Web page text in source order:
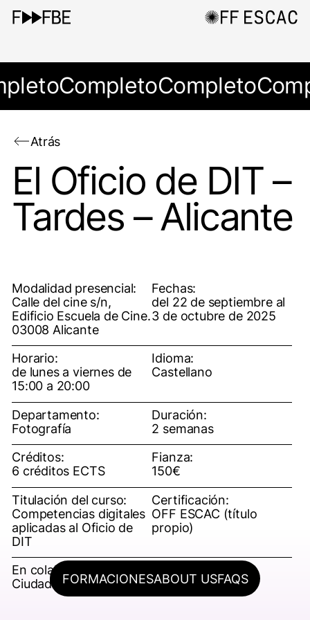
FORMACIONESABOUT USFAQS
CompletoCompleto
Atrás
El Oficio de DIT –
Tardes – Alicante
Modalidad presencial:
Calle del cine s/n,
Edificio Escuela de Cine.
03008 Alicante
Fechas:
del 22 de septiembre al
3 de octubre de 2025
Horario:
de lunes a viernes de
15:00 a 20:00
Idioma:
Castellano
Departamento:
Fotografía
Duración:
2 semanas
Créditos:
6 créditos ECTS
Fianza:
150€
Titulación del curso:
Competencias digitales
aplicadas al Oficio de
DIT
Certificación:
OFF ESCAC (título
propio)
En colaboración con:
Ciudad de la Luz
31 de julio de 2025